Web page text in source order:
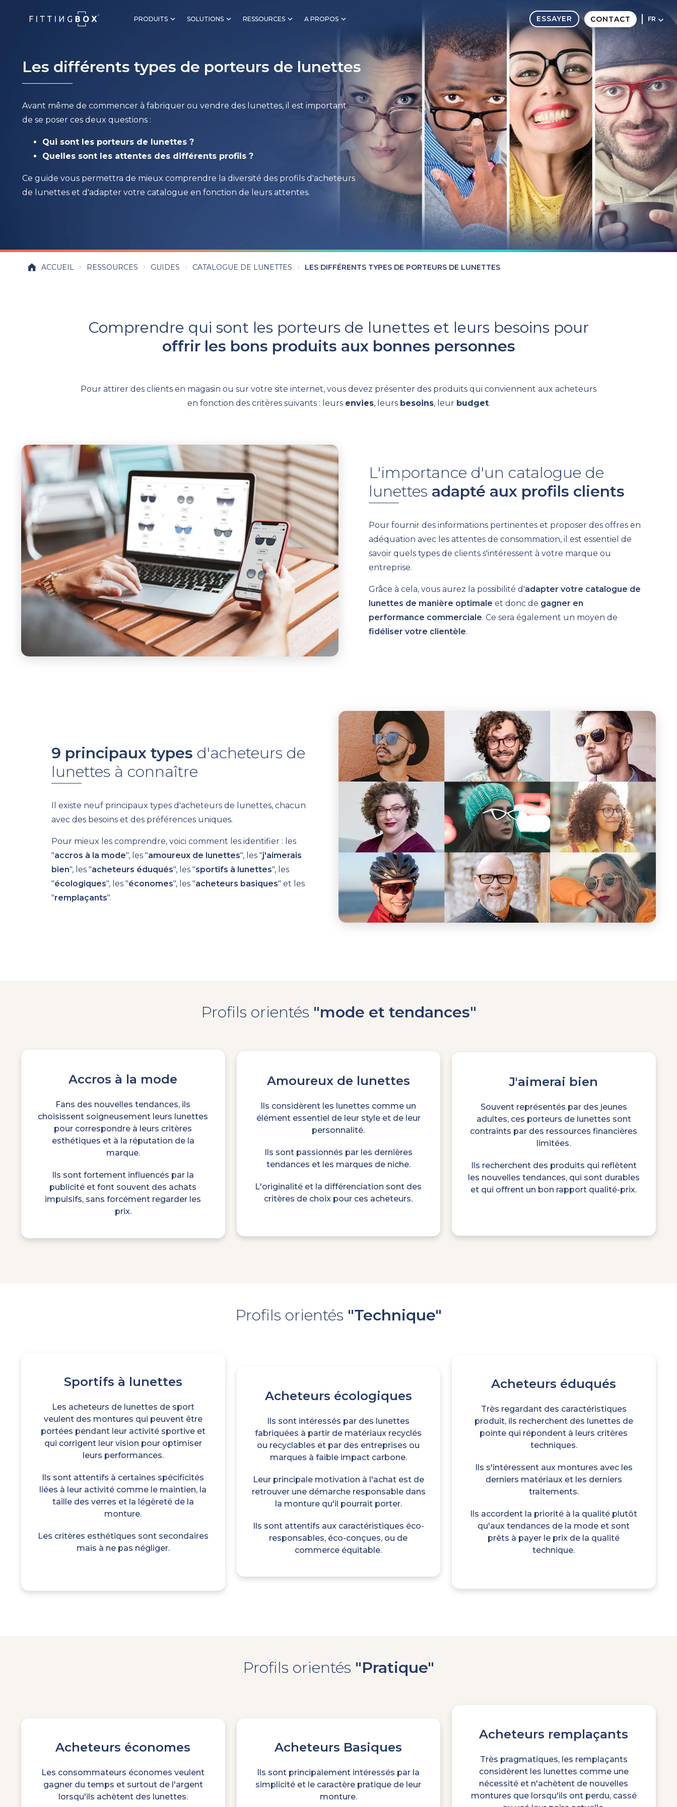
PRODUITS SOLUTIONS RESSOURCES A PROPOS CONTACT
ESSAYER FR
Les différents types de porteurs de lunettes
Avant même de commencer à fabriquer ou vendre des lunettes, il est important
de se poser ces deux questions :
Qui sont les porteurs de lunettes ?
Quelles sont les attentes des différents profils ?
Ce guide vous permettra de mieux comprendre la diversité des profils d'acheteurs
de lunettes et d'adapter votre catalogue en fonction de leurs attentes.
ACCUEIL RESSOURCES GUIDES CATALOGUE DE LUNETTES LES DIFFÉRENTS TYPES DE PORTEURS DE LUNETTES
Comprendre qui sont les porteurs de lunettes et leurs besoins pour
offrir les bons produits aux bonnes personnes
Pour attirer des clients en magasin ou sur votre site internet, vous devez présenter des produits qui conviennent aux acheteurs
en fonction des critères suivants : leurs envies, leurs besoins, leur budget.
L'importance d'un catalogue de
lunettes adapté aux profils clients
Pour fournir des informations pertinentes et proposer des offres en
adéquation avec les attentes de consommation, il est essentiel de
savoir quels types de clients s'intéressent à votre marque ou
entreprise.
Grâce à cela, vous aurez la possibilité d'adapter votre catalogue de
lunettes de manière optimale et donc de gagner en
performance commerciale. Ce sera également un moyen de
fidéliser votre clientèle.
9 principaux types d'acheteurs de
lunettes à connaître
Il existe neuf principaux types d'acheteurs de lunettes, chacun
avec des besoins et des préférences uniques.
Pour mieux les comprendre, voici comment les identifier : les
"accros à la mode", les "amoureux de lunettes", les "j'aimerais
bien", les "acheteurs éduqués", les "sportifs à lunettes", les
"écologiques", les "économes", les "acheteurs basiques" et les
"remplaçants".
Profils orientés "mode et tendances"
Accros à la mode
Fans des nouvelles tendances, ils
choisissent soigneusement leurs lunettes
pour correspondre à leurs critères
esthétiques et à la réputation de la
marque.
Ils sont fortement influencés par la
publicité et font souvent des achats
impulsifs, sans forcément regarder les
prix.
Amoureux de lunettes
Ils considèrent les lunettes comme un
élément essentiel de leur style et de leur
personnalité.
Ils sont passionnés par les dernières
tendances et les marques de niche.
L'originalité et la différenciation sont des
critères de choix pour ces acheteurs.
J'aimerai bien
Souvent représentés par des jeunes
adultes, ces porteurs de lunettes sont
contraints par des ressources financières
limitées.
Ils recherchent des produits qui reflètent
les nouvelles tendances, qui sont durables
et qui offrent un bon rapport qualité-prix.
Profils orientés "Technique"
Sportifs à lunettes
Les acheteurs de lunettes de sport
veulent des montures qui peuvent être
portées pendant leur activité sportive et
qui corrigent leur vision pour optimiser
leurs performances.
Ils sont attentifs à certaines spécificités
liées à leur activité comme le maintien, la
taille des verres et la légèreté de la
monture.
Les critères esthétiques sont secondaires
mais à ne pas négliger.
Acheteurs écologiques
Ils sont intéressés par des lunettes
fabriquées à partir de matériaux recyclés
ou recyclables et par des entreprises ou
marques à faible impact carbone.
Leur principale motivation à l'achat est de
retrouver une démarche responsable dans
la monture qu'il pourrait porter.
Ils sont attentifs aux caractéristiques éco-
responsables, éco-conçues, ou de
commerce équitable.
Acheteurs éduqués
Très regardant des caractéristiques
produit, ils recherchent des lunettes de
pointe qui répondent à leurs critères
techniques.
Ils s'intéressent aux montures avec les
derniers matériaux et les derniers
traitements.
Ils accordent la priorité à la qualité plutôt
qu'aux tendances de la mode et sont
prêts à payer le prix de la qualité
technique.
Profils orientés "Pratique"
Acheteurs économes
Les consommateurs économes veulent
gagner du temps et surtout de l'argent
lorsqu'ils achètent des lunettes.
Acheteurs Basiques
Ils sont principalement intéressés par la
simplicité et le caractère pratique de leur
monture.
Acheteurs remplaçants
Très pragmatiques, les remplaçants
considèrent les lunettes comme une
nécessité et n'achètent de nouvelles
montures que lorsqu'ils ont perdu, cassé